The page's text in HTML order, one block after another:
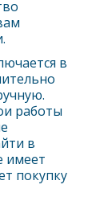
в
работы
в
имеет
покупку